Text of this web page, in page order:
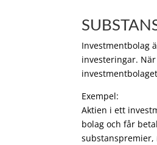
Investmentbolag
investeringar.
Exempel:
Aktien i ett
bolag och får
substanspremier,